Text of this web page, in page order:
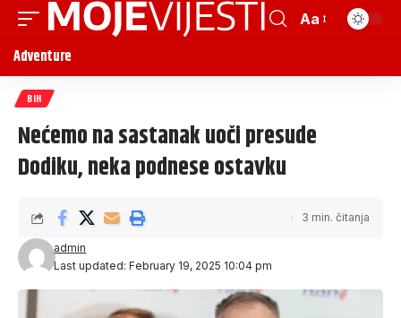
Aa
Adventure
BIH
Nećemo na sastanak uoči presude
Dodiku, neka podnese ostavku
Last updated: February 19, 2025 10:04 pm
admin
3 min. čitanja